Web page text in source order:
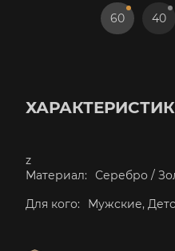
60 40
z
Материал:
Серебро /
Для кого:
Мужские,